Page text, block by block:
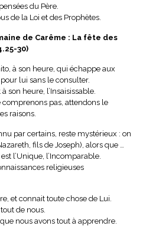
du Père.
de la Loi et des Prophètes.
de Carême : La fête des
30)
à son heure, qui échappe aux
lui sans le consulter.
son heure, l’Insaisissable.
comprenons pas, attendons le
raisons.
par certains, reste mystérieux : on
fils de Joseph), alors que …
l’Unique, l’Incomparable.
religieuses
et connait toute chose de Lui.
de nous.
nous avons tout à apprendre.